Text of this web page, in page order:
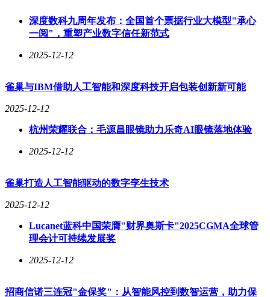
深度数科九周年发布：全国首个票据行业大模型"承心
一阅"，重塑产业数字信任新范式
2025-12-12
雀巢与IBM借助人工智能和深度科技开启包装创新新可能
2025-12-12
杭州荣耀联合：毛源昌眼镜助力乐奇AI眼镜落地体验
2025-12-12
雀巢打造人工智能驱动的数字孪生技术
2025-12-12
Lucanet蓝科中国荣膺"财界奥斯卡"2025CGMA全球管
理会计可持续发展奖
2025-12-12
招商信诺三连冠"金保奖"：从智能风控到数智运营，助力保